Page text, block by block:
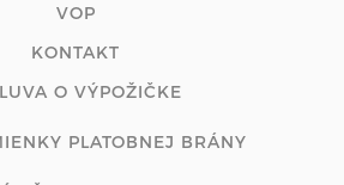
VOP
KONTAKT
O VÝPOŽIČKE
PLATOBNEJ BRÁNY